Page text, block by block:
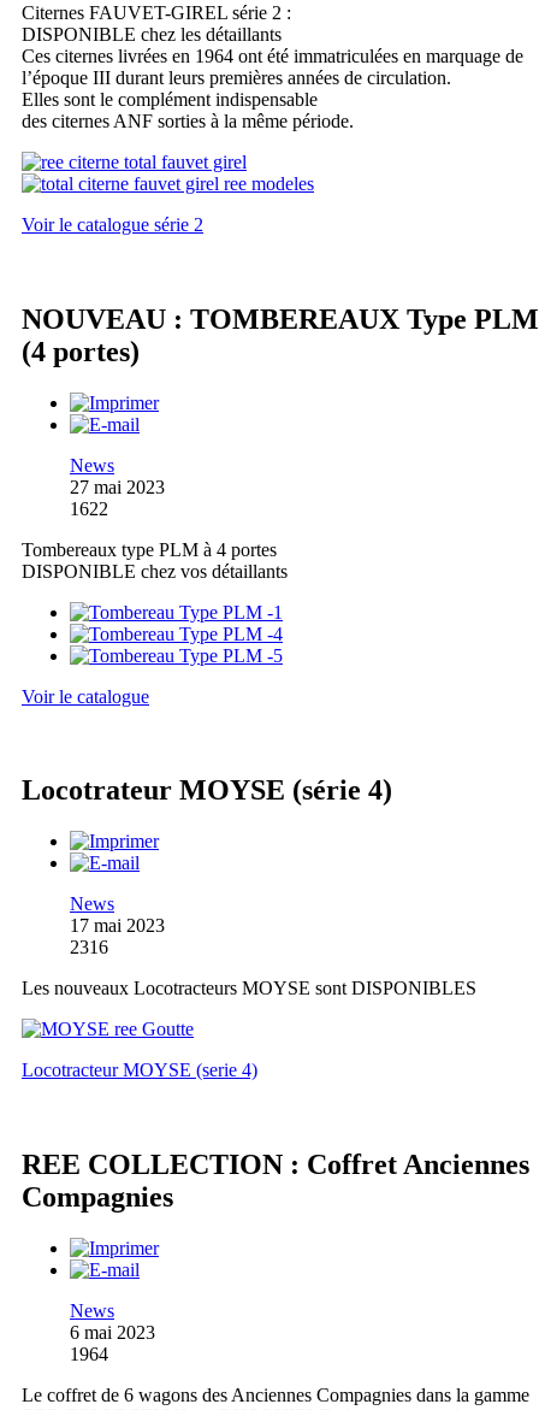
Citernes FAUVET-GIREL série 2 :
DISPONIBLE chez les détaillants
Ces citernes livrées en 1964 ont été immatriculées en marquage de
l’époque III durant leurs premières années de circulation.
Elles sont le complément indispensable
des citernes ANF sorties à la même période.
Voir le catalogue série 2
NOUVEAU : TOMBEREAUX Type PLM
(4 portes)
News
27 mai 2023
1622
Tombereaux type PLM à 4 portes
DISPONIBLE chez vos détaillants
Voir le catalogue
Locotrateur MOYSE (série 4)
News
17 mai 2023
2316
Les nouveaux Locotracteurs MOYSE sont DISPONIBLES
Locotracteur MOYSE (serie 4)
REE COLLECTION : Coffret Anciennes
Compagnies
News
6 mai 2023
1964
Le coffret de 6 wagons des Anciennes Compagnies dans la gamme